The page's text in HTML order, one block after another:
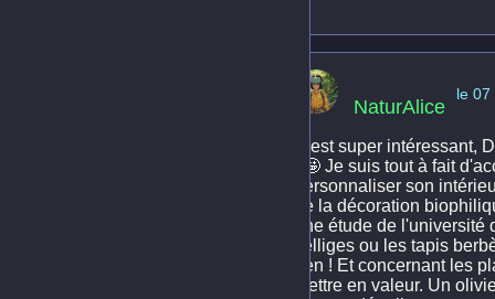
NaturAlice
le 07
C'est super intéressant,
! 🤩 Je suis tout à fait
personnaliser son
de la décoration
une étude de
zelliges ou les tapis
rien ! Et concernant les
mettre en valeur. Un